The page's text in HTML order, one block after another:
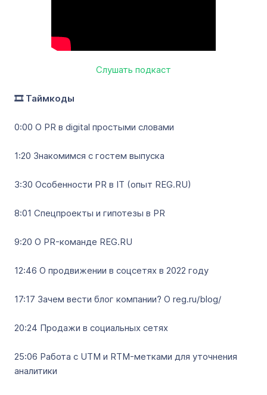
Слушать подкаст
🎞️ Таймкоды
0:00 О PR в digital простыми словами
1:20 Знакомимся с гостем выпуска
3:30 Особенности PR в IT (опыт REG.RU)
8:01 Спецпроекты и гипотезы в PR
9:20 О PR-команде REG.RU
12:46 О продвижении в соцсетях в 2022 году
17:17 Зачем вести блог компании? О reg.ru/blog/
20:24 Продажи в социальных сетях
25:06 Работа с UTM и RTM-метками для уточнения
аналитики